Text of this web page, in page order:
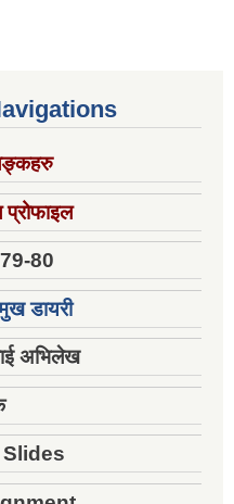
80
डायरी
अभिलेख
Slides